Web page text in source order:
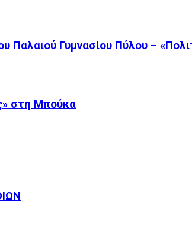
Γυμνασίου Πύλου –
στη Μπούκα